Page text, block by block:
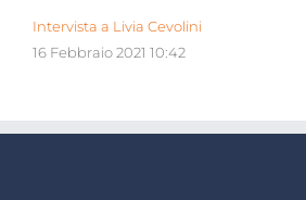
Intervista a Livia Cevolini
16 Febbraio 2021 10:42